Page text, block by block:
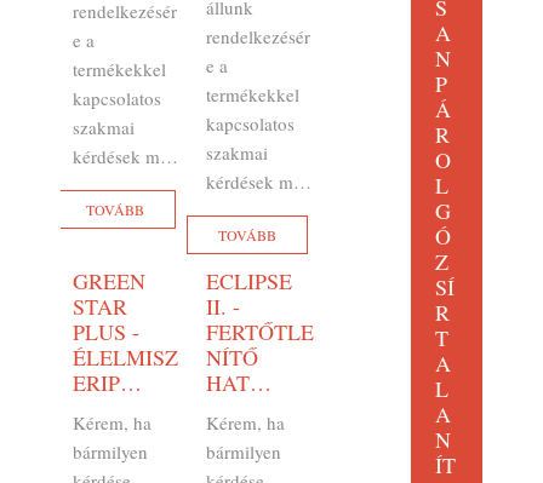
rendelkezésér
e a
termékekkel
kapcsolatos
szakmai
kérdések m…
TOVÁBB
állunk
rendelkezésér
e a
termékekkel
kapcsolatos
szakmai
kérdések m…
TOVÁBB
GREEN
STAR
PLUS -
ÉLELMISZ
ERIP…
Kérem, ha
bármilyen
ECLIPSE
II. -
FERTŐTLE
NÍTŐ
HAT…
Kérem, ha
bármilyen
S
A
N
P
Á
R
O
L
G
Ó
Z
SÍ
R
T
A
L
A
N
ÍT